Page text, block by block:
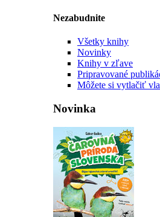
Nezabudnite
Všetky knihy
Novinky
Knihy v zľave
Pripravované
Môžete si vytlačiť
Novinka